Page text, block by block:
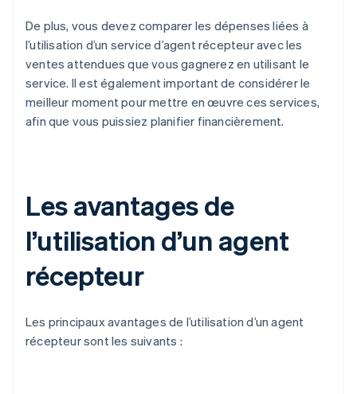
De plus, vous devez comparer les dépenses liées à
l’utilisation d’un service d’agent récepteur avec les
ventes attendues que vous gagnerez en utilisant le
service. Il est également important de considérer le
meilleur moment pour mettre en œuvre ces services,
afin que vous puissiez planifier financièrement.
Les avantages de
l’utilisation d’un agent
récepteur
Les principaux avantages de l’utilisation d’un agent
récepteur sont les suivants :